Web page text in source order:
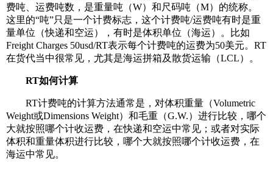
费吨、运费吨数，是重量吨（W）和尺码吨（M）的统称。
这里的“吨”只是一个计费标志，这个计费吨/运费吨有时是重
量单位（快递和空运），有时是体积单位（海运）。比如
Freight Charges 50usd/RT表示每个计费吨的运费为50美元。RT
在货代当中很常见，尤其是海运拼箱及散货运输（LCL）。
RT如何计算
RT计费吨的计算方法通常是，对体积重量（Volumetric
Weight或Dimensions Weight）和毛重（G.W.）进行比较，哪个
大就按照哪个计收运费，在快递和空运中常见；或者对实际
体积和重量体积进行比较，哪个大就按照哪个计收运费，在
海运中常见。